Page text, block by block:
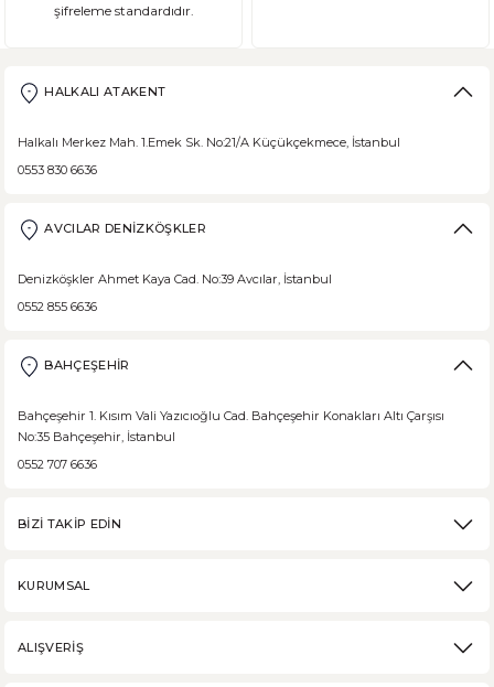
Şeker Hastaları Hangi Tür Ekmekleri Tüketmelidir?
DEVAMI
Borodinsky Rus Ekmeği, rus siyah çavdar ekmeği olarak da bilinir.
DEVAMI
Medovik, Slav mutfağından dünyaya yayılmış bir pastadır. Eski
Karabuğday, son zamanlarda sağlıklı beslenme trendinin
şifreleme standardıdır.
HALKALI ATAKENT
Halkalı Merkez Mah. 1.Emek Sk. No:21/A Küçükçekmece, İstanbul
0553 830 6636
AVCILAR DENİZKÖŞKLER
Denizköşkler Ahmet Kaya Cad. No:39 Avcılar, İstanbul
0552 855 6636
BAHÇEŞEHİR
Bahçeşehir 1. Kısım Vali Yazıcıoğlu Cad. Bahçeşehir Konakları Altı Çarşısı
No:35 Bahçeşehir, İstanbul
0552 707 6636
BİZİ TAKİP EDİN
KURUMSAL
ALIŞVERİŞ